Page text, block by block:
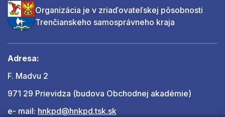
Organizácia je v zriaďovateľskej pôsobnosti
Trenčianskeho samosprávneho kraja
Adresa:
F. Madvu 2
971 29 Prievidza (budova Obchodnej akadémie)
e- mail: hnkpd@hnkpd.tsk.sk